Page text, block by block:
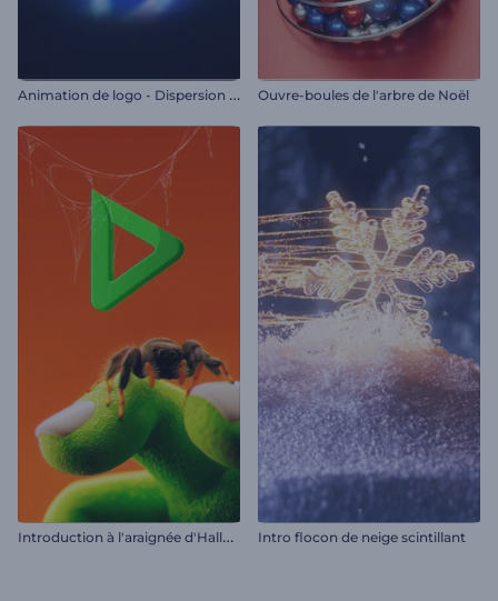
A
nimation de logo - Dispersion éclatante Ouvre-boules de l'arbre de Noël
I
ntroduction à l'araignée d'Halloween Intro flocon de neige scintillant